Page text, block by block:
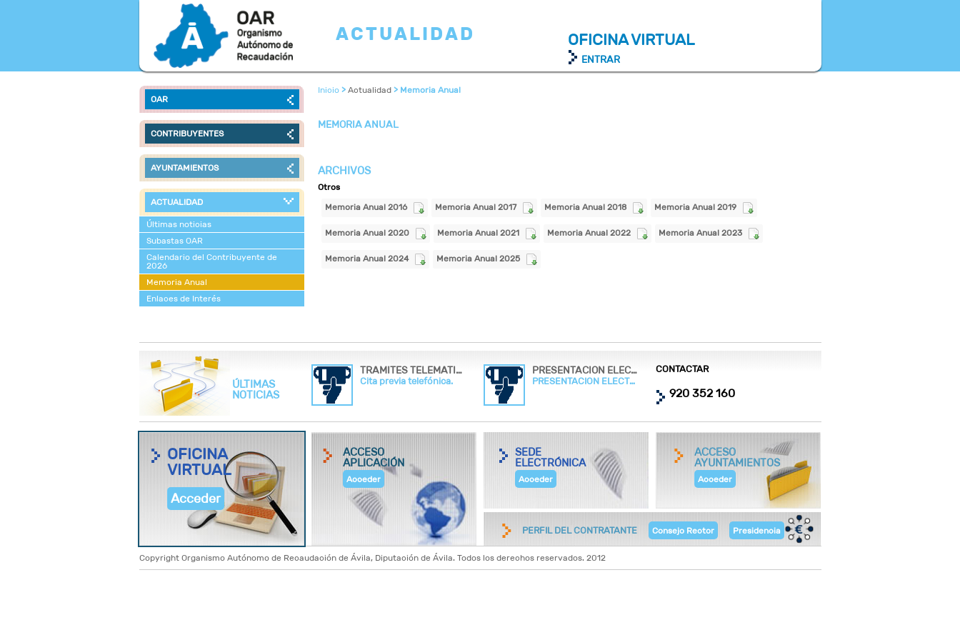
ACTUALIDAD OFICINA VIRTUAL
ENTRAR
OAR
CONTRIBUYENTES
AYUNTAMIENTOS
ACTUALIDAD
Últimas noticias
Subastas OAR
Calendario del Contribuyente de
2026
Memoria Anual
Enlaces de Interés
Inicio> Actualidad> Memoria Anual
MEMORIA ANUAL
ARCHIVOS
Otros
Memoria Anual 2016
Memoria Anual 2017 Memoria Anual 2018 Memoria Anual 2019
Memoria Anual 2020 Memoria Anual 2021 Memoria Anual 2022 Memoria Anual 2023
Memoria Anual 2024 Memoria Anual 2025
ÚLTIMAS
NOTICIAS
TRAMITES TELEMATICOS Y CITA PREVIA
Cita previa telefónica.
PRESENTACION ELECTRONICAS POR OVT
PRESENTACION ELECTRONICA POR OVT
CONTACTAR
920 352 160
OFICINA
VIRTUAL
Acceder
ACCESO
APLICACIÓN
Acceder
SEDE
ELECTRÓNICA
Acceder
ACCESO
AYUNTAMIENTOS
Acceder
PERFIL DEL CONTRATANTE Consejo Rector Presidencia
Copyright Organismo Autónomo de Recaudación de Ávila, Diputación de Ávila. Todos los derechos reservados. 2012